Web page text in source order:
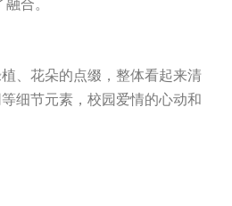
、花朵的点缀，整体看起来清
细节元素，校园爱情的心动和